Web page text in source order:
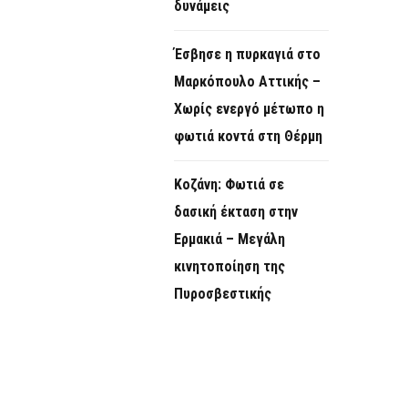
δυνάμεις
Έσβησε η πυρκαγιά στο
Μαρκόπουλο Αττικής –
Χωρίς ενεργό μέτωπο η
φωτιά κοντά στη Θέρμη
Κοζάνη: Φωτιά σε
δασική έκταση στην
Ερμακιά – Μεγάλη
κινητοποίηση της
Πυροσβεστικής